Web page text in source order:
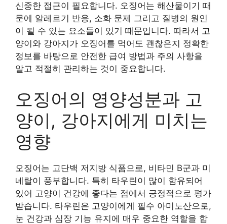
신중한 접근이 필요합니다. 오징어는 해산물이기 때
문에 알레르기 반응, 소화 문제 그리고 질병의 원인
이 될 수 있는 요소들이 있기 때문입니다. 따라서 고
양이와 강아지가 오징어를 먹어도 괜찮은지 정확한
정보를 바탕으로 안전한 급여 방법과 주의 사항을
알고 적절히 관리하는 것이 중요합니다.
오징어의 영양성분과 고
양이, 강아지에게 미치는
영향
오징어는 고단백 저지방 식품으로, 비타민 B군과 미
네랄이 풍부합니다. 특히 타우린이 많이 함유되어
있어 고양이 건강에 좋다는 점에서 긍정적으로 평가
받습니다. 타우린은 고양이에게 필수 아미노산으로,
눈 건강과 심장 기능 유지에 매우 중요한 역할을 합